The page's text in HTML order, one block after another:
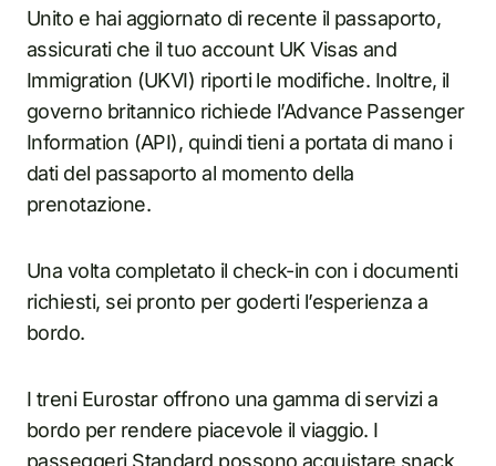
Unito e hai aggiornato di recente il passaporto,
assicurati che il tuo account UK Visas and
Immigration (UKVI) riporti le modifiche. Inoltre, il
governo britannico richiede l’Advance Passenger
Information (API), quindi tieni a portata di mano i
dati del passaporto al momento della
prenotazione.
Una volta completato il check-in con i documenti
richiesti, sei pronto per goderti l’esperienza a
bordo.
I treni Eurostar offrono una gamma di servizi a
bordo per rendere piacevole il viaggio. I
passeggeri Standard possono acquistare snack